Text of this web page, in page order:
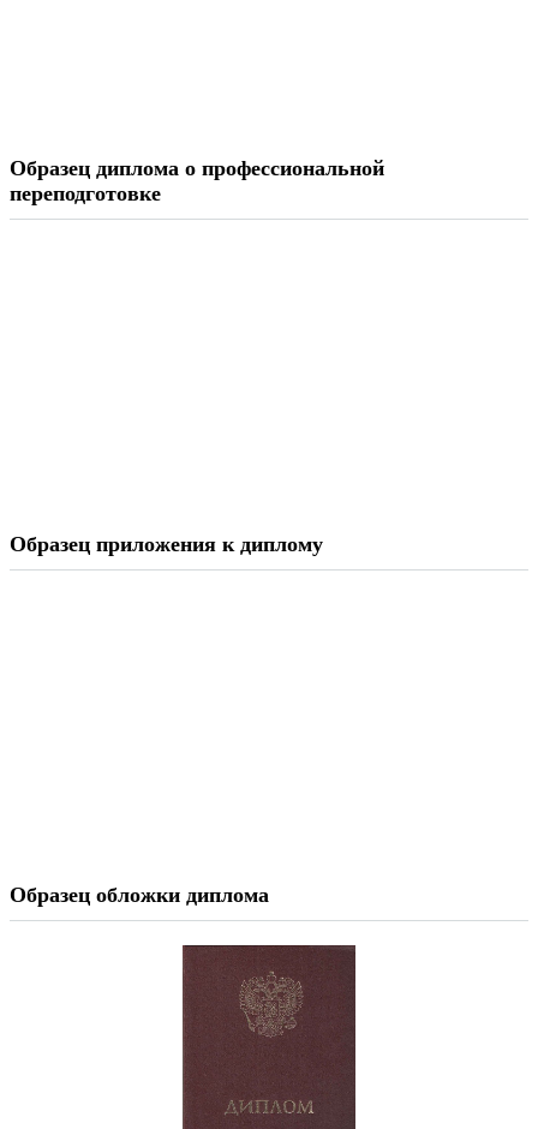
Образец диплома о профессиональной
переподготовке
Образец приложения к диплому
Образец обложки диплома